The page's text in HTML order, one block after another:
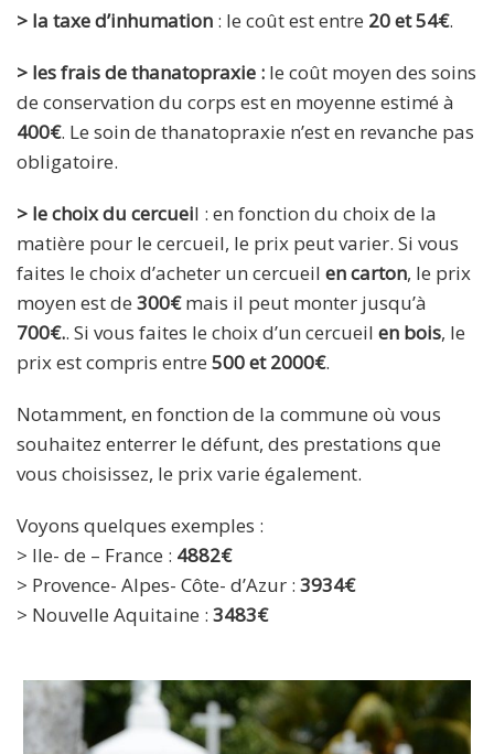
> la taxe d’inhumation : le coût est entre 20 et 54€.
> les frais de thanatopraxie : le coût moyen des soins
de conservation du corps est en moyenne estimé à
400€. Le soin de thanatopraxie n’est en revanche pas
obligatoire.
> le choix du cercueil : en fonction du choix de la
matière pour le cercueil, le prix peut varier. Si vous
faites le choix d’acheter un cercueil en carton, le prix
moyen est de 300€mais il peut monter jusqu’à
700€.. Si vous faites le choix d’un cercueil en bois, le
prix est compris entre 500 et 2000€.
Notamment, en fonction de la commune où vous
souhaitez enterrer le défunt, des prestations que
vous choisissez, le prix varie également.
Voyons quelques exemples :
> Ile- de – France : 4882€
> Provence- Alpes- Côte- d’Azur : 3934€
> Nouvelle Aquitaine : 3483€